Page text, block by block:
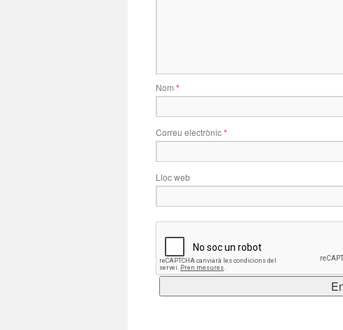
Nom *
Correu electrònic*
Lloc web